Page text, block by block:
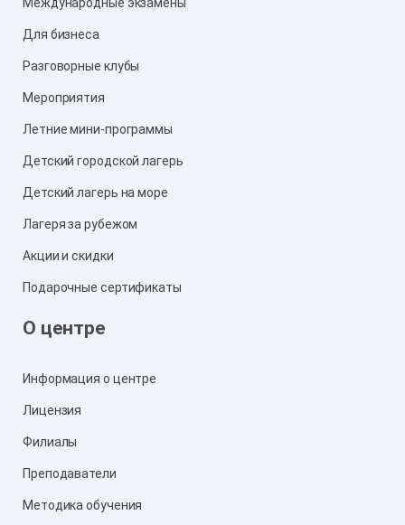
Международные экзамены
Для бизнеса
Разговорные клубы
Мероприятия
Летние мини-программы
Детский городской лагерь
Детский лагерь на море
Лагеря за рубежом
Акции и скидки
Подарочные сертификаты
О центре
Информация о центре
Лицензия
Филиалы
Преподаватели
Методика обучения